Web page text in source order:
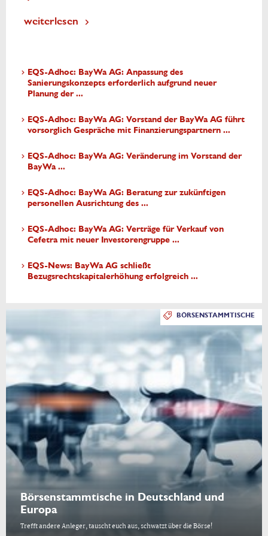
weiterlesen
EQS-Adhoc: BayWa AG: Anpassung des
Sanierungskonzepts erforderlich aufgrund neuer
Planung der ...
EQS-Adhoc: BayWa AG: Vorstand der BayWa AG führt
vorsorglich Gespräche mit Finanzierungspartnern ...
EQS-Adhoc: BayWa AG: Veränderung im Vorstand der
BayWa ...
EQS-Adhoc: BayWa AG: Beratung zur zukünftigen
personellen Ausrichtung des ...
EQS-Adhoc: BayWa AG: Verträge für Verkauf von
Cefetra mit neuer Investorengruppe ...
EQS-News: BayWa AG schließt
Bezugsrechtskapitalerhöhung erfolgreich ...
BÖRSENSTAMMTISCHE
Börsenstammtische in Deutschland und
Europa
Trefft andere Anleger, tauscht euch aus, schwatzt über die Börse!